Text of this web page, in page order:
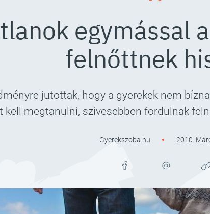
egymással
felnőttnek
jutottak, hogy a gyerekek nem
kell megtanulni, szívesebben fordulnak
Gyerekszoba.hu 2010.